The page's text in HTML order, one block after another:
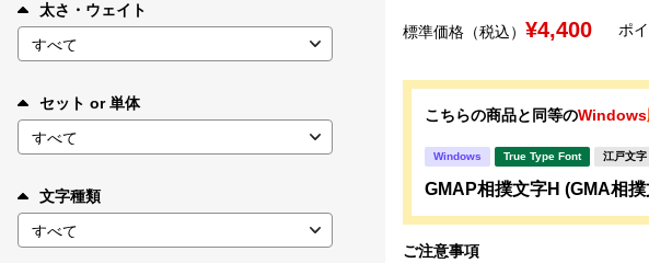
お問い合わせ
太さ・ウェイト
セット or 単体
文字種類
標準価格（税込） ¥4,400 ポ
こちらの商品と同等のWindows
Windows True Type Font 江戸文字
GMAP相撲文字H (GMA相
ご注意事項